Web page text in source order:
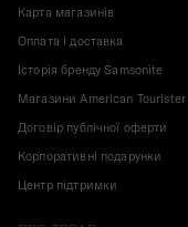
Карта магазинів
Оплата і доставка
Історія бренду Samsonite
Магазини American Tourister
Договір публічної оферти
Корпоративні подарунки
Центр підтримки